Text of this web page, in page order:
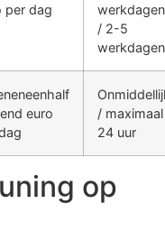
per dag
werkdagen
/ 2-5
werkdagen
euro
/ maximaal
24 uur
op